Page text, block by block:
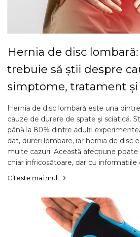
Hernia de disc
trebuie să știi despre
simptome, tratament
Hernia de disc lombară este una
cauze de durere de spate și sciatică.
până la 80% dintre adulți
dat, dureri lombare, iar hernia de disc
multe cazuri. Această afecțiune poate
chiar înfricoșătoare, dar cu informațiile
Citeste mai mult